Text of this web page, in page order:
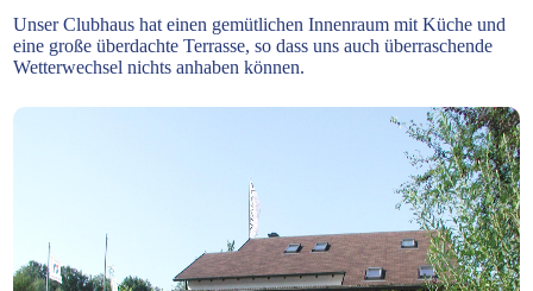
Unser Clubhaus hat einen gemütlichen Innenraum mit Küche und
eine große überdachte Terrasse, so dass uns auch überraschende
Wetterwechsel nichts anhaben können.